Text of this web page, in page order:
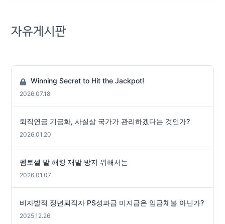
자유게시판
Winning Secret to Hit the Jackpot!
2026.07.18
퇴직연금 기금화, 사실상 국가가 관리하겠다는 것인가?
2026.01.20
펨토셀 발 해킹 재발 방지 위해서는
2026.01.07
비자발적 정년퇴직자 PS성과급 미지급은 임금체불 아닌가?
2025.12.26